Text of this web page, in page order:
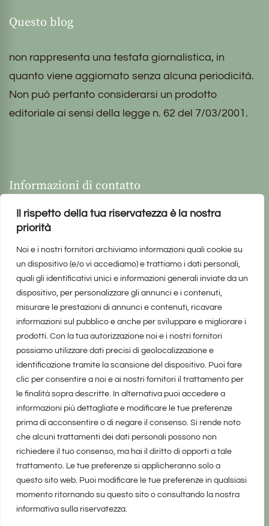
Il rispetto della tua riservatezza è la nostra
priorità
Noi e i nostri fornitori archiviamo informazioni quali cookie su
un dispositivo (e/o vi accediamo) e trattiamo i dati personali,
quali gli identificativi unici e informazioni generali inviate da un
dispositivo, per personalizzare gli annunci e i contenuti,
misurare le prestazioni di annunci e contenuti, ricavare
informazioni sul pubblico e anche per sviluppare e migliorare i
prodotti. Con la tua autorizzazione noi e i nostri fornitori
possiamo utilizzare dati precisi di geolocalizzazione e
identificazione tramite la scansione del dispositivo. Puoi fare
clic per consentire a noi e ai nostri fornitori il trattamento per
le finalità sopra descritte. In alternativa puoi accedere a
informazioni più dettagliate e modificare le tue preferenze
prima di acconsentire o di negare il consenso. Si rende noto
che alcuni trattamenti dei dati personali possono non
richiedere il tuo consenso, ma hai il diritto di opporti a tale
trattamento. Le tue preferenze si applicheranno solo a
questo sito web. Puoi modificare le tue preferenze in qualsiasi
momento ritornando su questo sito o consultando la nostra
informativa sulla riservatezza.
Questo blog
non rappresenta una testata giornalistica, in
quanto viene aggiornato senza alcuna periodicità.
Non può pertanto considerarsi un prodotto
editoriale ai sensi della legge n. 62 del 7/03/2001.
Informazioni di contatto
realizzato da Marina Galatioto©2025 tutti i diritti riservati -